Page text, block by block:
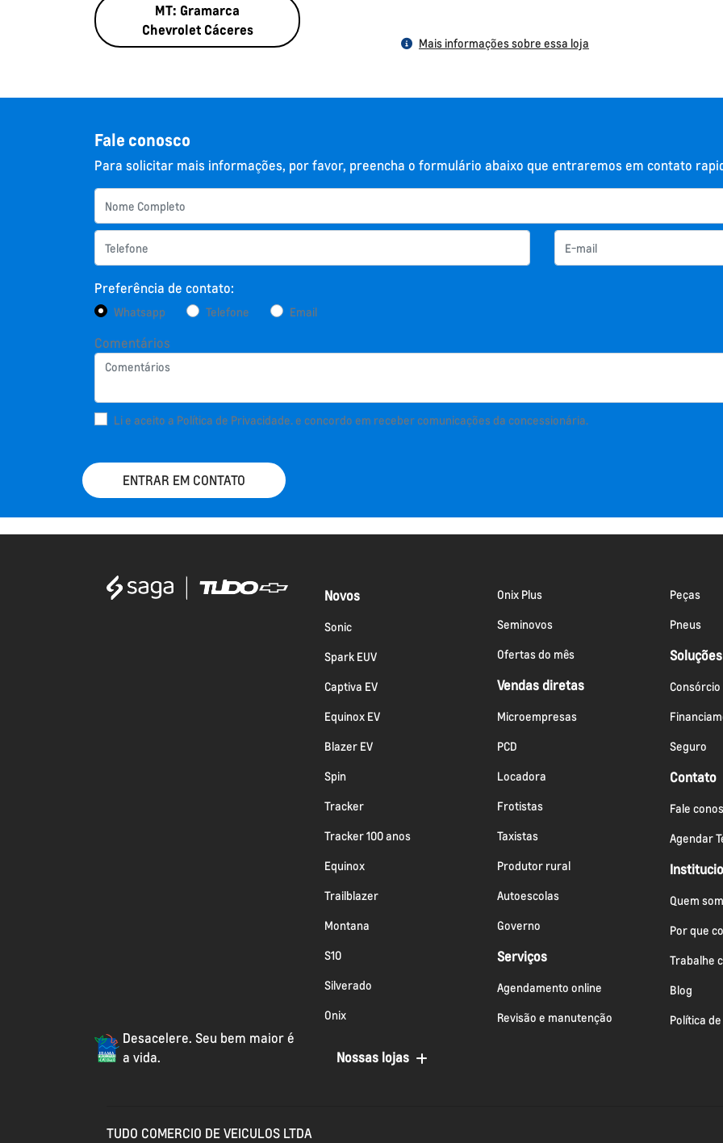
MT: Gramarca
Chevrolet Cáceres
Mais informações sobre essa loja
Fale conosco
Para solicitar mais informações, por favor, preencha o formulário abaixo que entraremos em contato
Preferência de contato:
Whatsapp Telefone Email
Comentários
Li e aceito a Política de Privacidade.e concordo em receber comunicações da concessionária.
ENTRAR EM CONTATO
Desacelere. Seu bem maior é
a vida.
Novos
Sonic
Spark EUV
Captiva EV
Equinox EV
Blazer EV
Spin
Tracker
Tracker 100 anos
Equinox
Trailblazer
Montana
S10
Silverado
Onix
Onix Plus
Seminovos
Ofertas do mês
Vendas diretas
Microempresas
PCD
Locadora
Frotistas
Taxistas
Produtor rural
Autoescolas
Governo
Serviços
Agendamento online
Revisão e manutenção
Peças
Pneus
Consórcio
Seguro
Contato
Fale
Agendar
Quem
Por que
Trabalhe
Blog
Política
Nossas lojas
TUDO COMERCIO DE VEICULOS LTDA